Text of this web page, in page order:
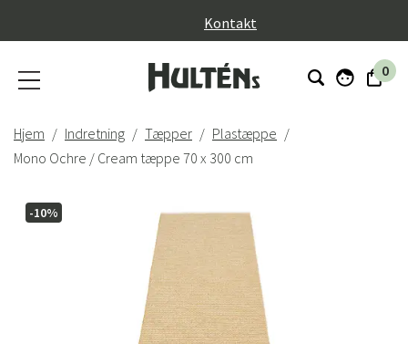
Kontakt
0
Hjem Indretning Tæpper
Plastæppe
Mono Ochre / Cream tæppe 70 x 300 cm
-10%